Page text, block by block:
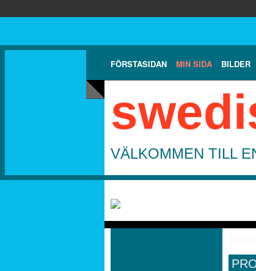
FÖRSTASIDAN MIN SIDA BILDER
VÄLKOMMEN TILL